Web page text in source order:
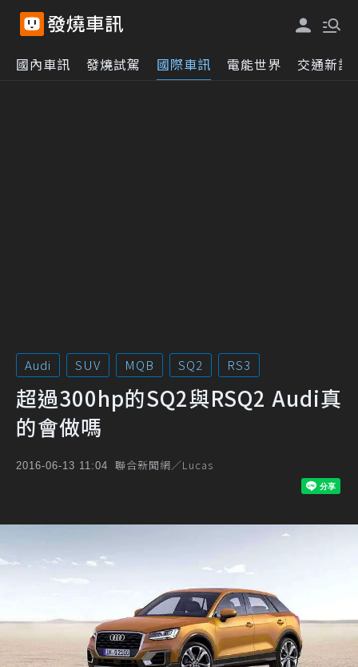
國內車訊 發燒試駕 國際車訊 電能世界 交通新訊
Audi SUV MQB SQ2 RS3
超過300hp的SQ2與RSQ2 Audi真
的會做嗎
2016-06-13 11:04 聯合新聞網／Lucas